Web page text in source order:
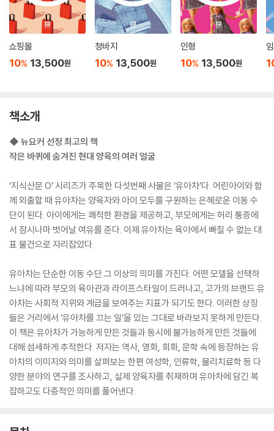
쇼핑몰
10% 13,500원
청바지
10% 13,500원
인형
10% 13,500원
책소개
◆ 뉴요커 선정 최고의 책
작은 바퀴에 숨겨진 현대 양육의 여러 얼굴
‘지식산문 O’ 시리즈가 주목한 다섯번째 사물은 ‘유아차’다. 어린아이와 함
께 외출할 때 유아차는 양육자와 아이 모두를 구원하는 은혜로운 이동 수
단이 된다. 아이에게는 쾌적한 환경을 제공하고, 부모에게는 허리 통증에
서 잠시나마 벗어날 여유를 준다. 이제 유아차는 육아에서 빠질 수 없는 대
표 물건으로 자리잡았다.
유아차는 단순한 이동 수단 그 이상의 의미를 가진다. 어떤 모델을 선택하
느냐에 따라 부모의 육아관과 라이프스타일이 드러나고, 고가의 브랜드 유
아차는 사회적 지위와 계급을 보여주는 지표가 되기도 한다. 이러한 상징
들은 거리에서 ‘유아차를 끄는 일’을 있는 그대로 바라보지 못하게 만든다.
이 책은 유아차가 가능하게 만든 것들과 동시에 불가능하게 만든 것들에
대해 섬세하게 추적한다. 저자는 역사, 영화, 회화, 문학 속에 등장하는 유
아차의 이미지와 의미를 살펴보는 한편 여성학, 인류학, 물리치료학 등 다
양한 분야의 연구를 조사하고, 실제 양육자를 취재하며 유아차에 담긴 복
잡하고도 다층적인 의미를 풀어낸다.